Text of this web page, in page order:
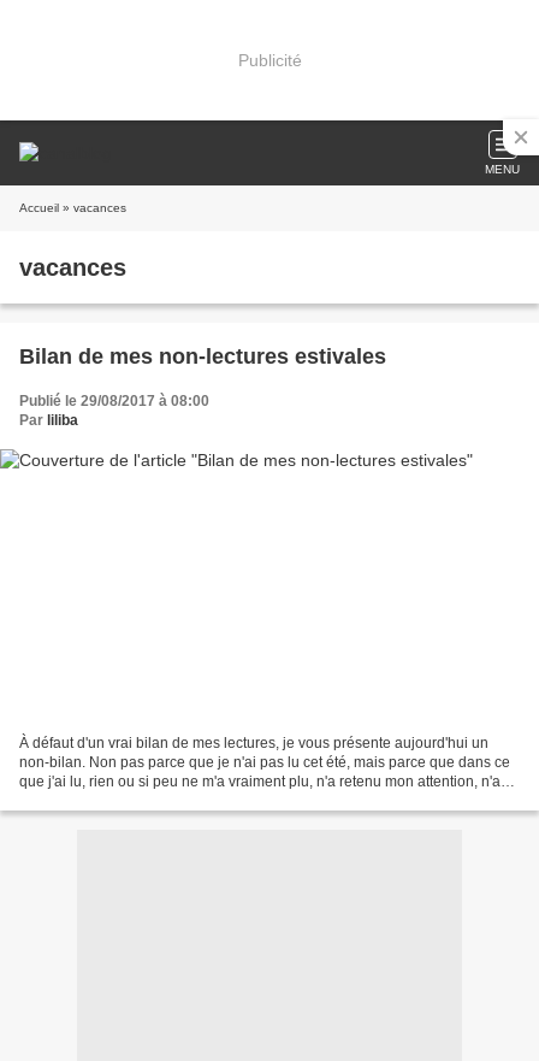
Publicité
MENU
Accueil » vacances
vacances
Bilan de mes non-lectures estivales
Publié le 29/08/2017 à 08:00
Par liliba
À défaut d'un vrai bilan de mes lectures, je vous présente aujourd'hui un
non-bilan. Non pas parce que je n'ai pas lu cet été, mais parce que dans ce
que j'ai lu, rien ou si peu ne m'a vraiment plu, n'a retenu mon attention, n'a